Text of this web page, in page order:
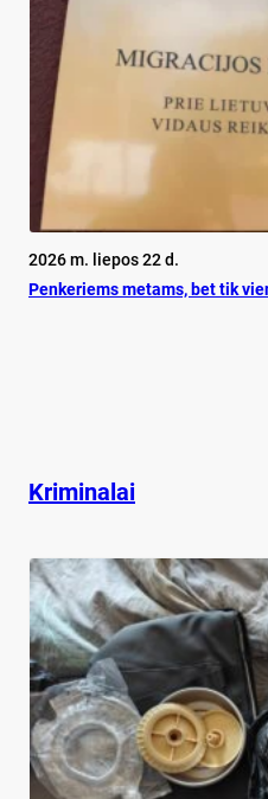
2026 m. liepos 22 d.
Pen­ke­riems me­tams, bet tik
Kriminalai